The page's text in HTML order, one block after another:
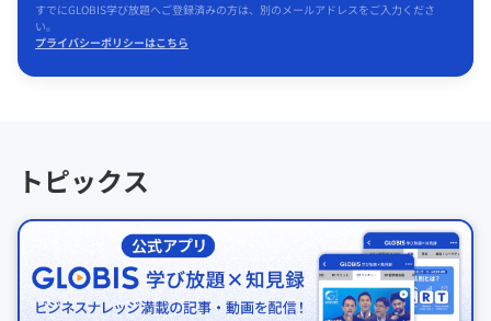
すでにGLOBIS学び放題へご登録済みの方は、別のメールアドレスをご入力くださ
い。
プライバシーポリシーはこちら
トピックス